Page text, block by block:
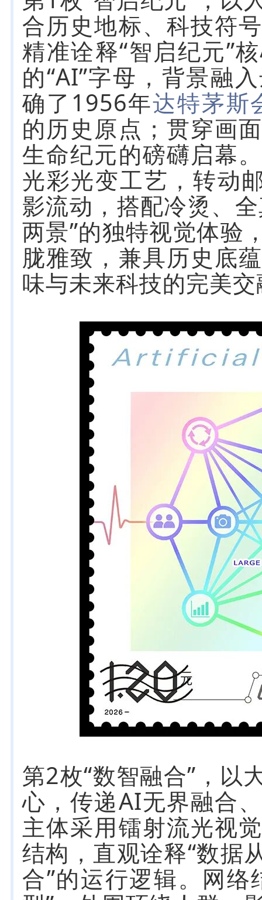
合历史地标、科技符
精准诠释“智启纪元”
的“AI”字母，背景融
确了1956年达特茅斯
的历史原点；贯穿画
生命纪元的磅礴启幕
光彩光变工艺，转动
影流动，搭配冷烫、
两景”的独特视觉体验
胧雅致，兼具历史底
味与未来科技的完美
第2枚“数智融合”，以
心，传递AI无界融合
主体采用镭射流光视
结构，直观诠释“数据
合”的运行逻辑。网